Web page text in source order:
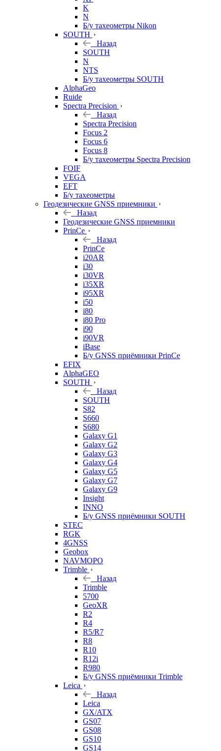
K
N
Б/у тахеометры Nikon
SOUTH
Назад
SOUTH
N
NTS
Б/у тахеометры SOUTH
AlphaGeo
Ruide
Spectra Precision
Назад
Spectra Precision
Focus 2
Focus 6
Focus 8
Б/у тахеометры Spectra Precision
FOIF
VEGA
EFT
Б/у тахеометры
Геодезические GNSS приемники
Назад
Геодезические GNSS приемники
PrinCe
Назад
PrinCe
i20AR
i30
i30VR
i35XR
i95XR
i50
i80
i80 Pro
i90
i90VR
iBase
Б/у GNSS приёмники PrinCe
EFIX
AlphaGEO
SOUTH
Назад
SOUTH
S82
S660
S680
Galaxy G1
Galaxy G2
Galaxy G3
Galaxy G4
Galaxy G5
Galaxy G7
Galaxy G9
Insight
INNO
Б/у GNSS приёмники SOUTH
STEC
RGK
4GNSS
Geobox
NAVMOPO
Trimble
Назад
Trimble
5700
GeoXR
R2
R4
R5/R7
R8
R10
R12i
R980
Б/у GNSS приёмники Trimble
Leica
Назад
Leica
GX/ATX
GS07
GS08
GS10
GS14